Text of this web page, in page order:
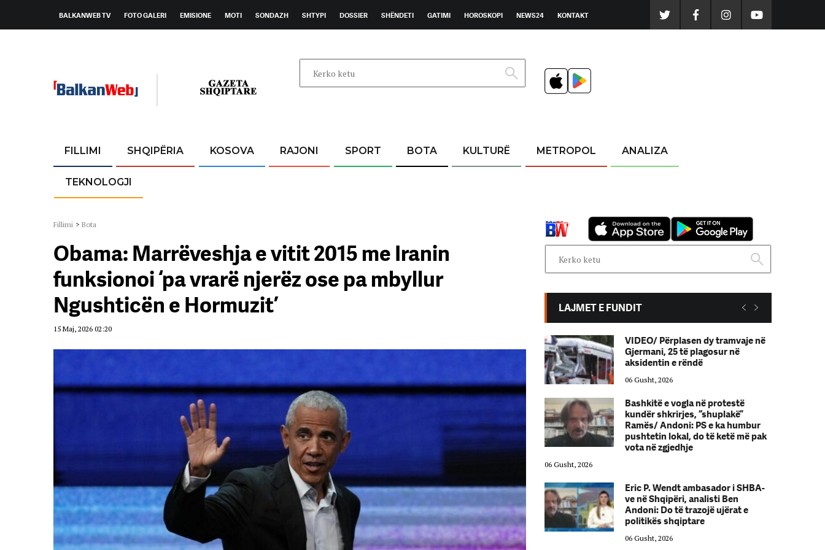
BALKANWEB TV FOTO GALERI EMISIONE MOTI SONDAZH SHTYPI DOSSIER SHËNDETI GATIMI HOROSKOPI NEWS24 KONTAKT
FILLIMI SHQIPËRIA KOSOVA RAJONI SPORT BOTA KULTURË METROPOL ANALIZA
TEKNOLOGJI
Fillimi > Bota
Obama: Marrëveshja e vitit 2015 me Iranin
funksionoi ‘pa vrarë njerëz ose pa mbyllur
Ngushticën e Hormuzit’
15 Maj, 2026 02:20
LAJMET E FUNDIT
Gjermani, 25 të plagosur në
06 Gusht, 2026
Ramës/ Andoni: PS e ka humbur
pushtetin lokal, do të ketë më pak
vota në zgjedhje
06 Gusht, 2026
Eric P. Wendt ambasador i SHBA-
ve në Shqipëri, analisti Ben
Andoni: Do të trazojë ujërat e
06 Gusht, 2026
VIDEO/ Përplasen dy tramvaje në
Gjermani, 25 të plagosur në
aksidentin e rëndë
06 Gusht, 2026
Bashkitë e vogla në protestë
kundër shkrirjes, “shuplakë”
Ramës/ Andoni: PS e ka humbur
pushtetin lokal, do të ketë më pak
vota në zgjedhje
06 Gusht, 2026
Eric P. Wendt ambasador i SHBA-
ve në Shqipëri, analisti Ben
Andoni: Do të trazojë ujërat e
politikës shqiptare
06 Gusht, 2026